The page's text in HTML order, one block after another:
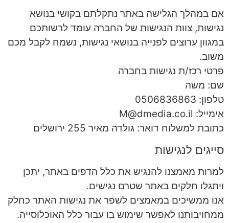
אם במהלך הגלישה באתר נתקלתם בקושי בנושא
נגישות, צוות הנגישות של החברה עומד לרשותכם
במגוון ערוצים לפנייה בנושאי נגישות, נשמח לקבל מכם
משוב.
פרטי רכז/ת נגישות בחברה
שם: משה
טלפון: 0506836863
אימייל: M@dmedia.co.il
כתובת למשלוח דואר: גולדה מאיר 255 ירושלים
סייגים לנגישות
למרות מאמצנו להנגיש את כלל הדפים באתר, יתכן
ויתגלו חלקים באתר שטרם נגישים.
אנו ממשיכים במאמצים לשפר את נגישות האתר כחלק
ממחויבותנו לאפשר שימוש בו עבור כלל האוכלוסייה.